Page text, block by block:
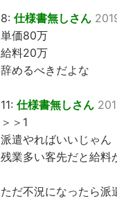
8: 仕様書無しさん
単価80万
給料20万
辞めるべきだよな
11: 仕様書無しさん
＞＞1
派遣やればいいじゃん
残業多い客先だと給料
ただ不況になったら派